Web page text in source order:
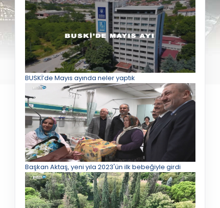
BUSKİ’de Mayıs ayında neler yaptık
Başkan Aktaş, yeni yıla 2023'ün ilk bebeğiyle girdi